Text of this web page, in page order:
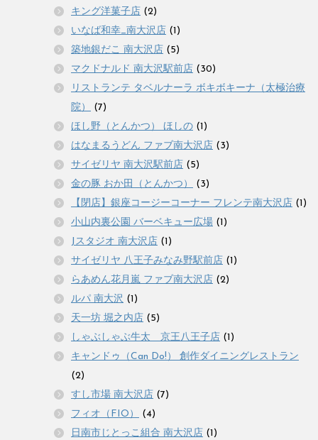
キング洋菓子店 (2)
いなば和幸_南大沢店 (1)
築地銀だこ 南大沢店 (5)
マクドナルド 南大沢駅前店 (30)
リストランテ タベルナーラ ボキボキーナ（太極治療
院）
(7)
ほし野（とんかつ） ほしの (1)
はなまるうどん ファブ南大沢店 (3)
サイゼリヤ 南大沢駅前店 (5)
金の豚 おか田（とんかつ）
(3)
【閉店】銀座コージーコーナー フレンテ南大沢店 (1)
小山内裏公園 バーベキュー広場 (1)
Jスタジオ 南大沢店 (1)
サイゼリヤ 八王子みなみ野駅前店 (1)
らあめん花月嵐 ファブ南大沢店 (2)
ルパ 南大沢 (1)
天一坊 堀之内店 (5)
しゃぶしゃぶ牛太 京王八王子店 (1)
キャンドゥ（Can Do!） 創作ダイニングレストラン
(2)
すし市場 南大沢店 (7)
フィオ（FIO）
(4)
日南市じとっこ組合 南大沢店 (1)